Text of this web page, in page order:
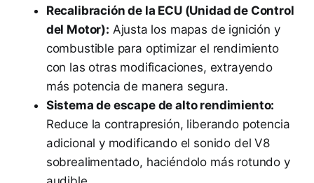
Recalibración de la ECU (Unidad de Control
del Motor): Ajusta los mapas de ignición y
combustible para optimizar el rendimiento
con las otras modificaciones, extrayendo
más potencia de manera segura.
Sistema de escape de alto rendimiento:
Reduce la contrapresión, liberando potencia
adicional y modificando el sonido del V8
sobrealimentado, haciéndolo más rotundo y